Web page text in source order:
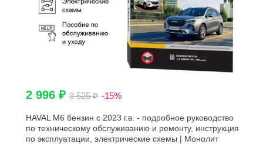
2 996 ₽ 3 525 ₽ -15%
HAVAL M6 бензин с 2023 г.в. - подробное руководство
по техническому обслуживанию и ремонту, инструкция
по эксплуатации, электрические схемы | Монолит